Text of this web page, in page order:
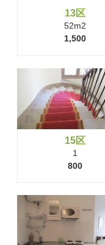
13区
52m2
1,500
15区
1
800